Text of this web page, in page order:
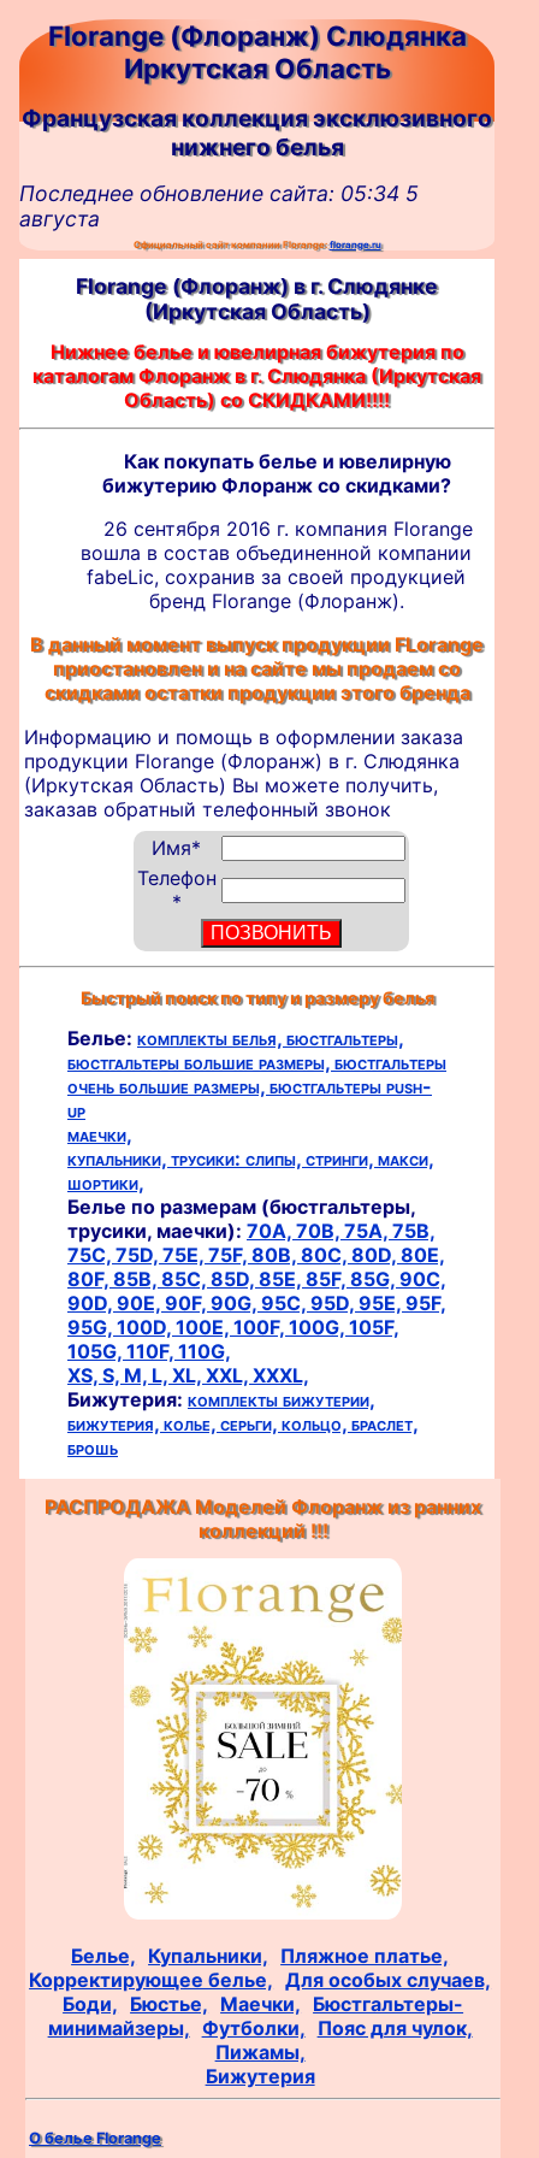
Florange (Флоранж) Слюдянка
Иркутская Область
Французская коллекция эксклюзивного
нижнего белья
Последнее обновление сайта: 05:34 5
августа
Официальный сайт компании Florange:florange.ru
Florange (Флоранж) в г. Слюдянке
(Иркутская Область)
Нижнее белье и ювелирная бижутерия по
каталогам Флоранж в г. Слюдянка (Иркутская
Область) со СКИДКАМИ!!!!
Как покупать белье и ювелирную
бижутерию Флоранж со скидками?
26 сентября 2016 г. компания Florange
вошла в состав объединенной компании
fabeLic, сохранив за своей продукцией
бренд Florange (Флоранж).
В данный момент выпуск продукции FLorange
приостановлен и на сайте мы продаем со
скидками остатки продукции этого бренда
Информацию и помощь в оформлении заказа
продукции Florange (Флоранж) в г. Слюдянка
(Иркутская Область) Вы можете получить,
заказав обратный телефонный звонок
Имя*
Телефон
*
Быстрый поиск по типу и размеру белья
Белье: комплекты белья, бюстгальтеры,
бюстгальтеры большие размеры, бюстгальтеры
очень большие размеры, бюстгальтеры push-
up
маечки,
купальники, трусики: слипы, стринги, макси,
шортики,
Белье по размерам (бюстгальтеры,
трусики, маечки): 70A, 70B, 75A, 75B,
75C, 75D, 75E, 75F, 80B, 80C, 80D, 80E,
80F, 85B, 85C, 85D, 85E, 85F, 85G, 90C,
90D, 90E, 90F, 90G, 95C, 95D, 95E, 95F,
95G, 100D, 100E, 100F, 100G, 105F,
105G, 110F, 110G,
XS, S, M, L, XL, XXL, XXXL,
Бижутерия: комплекты бижутерии,
бижутерия, колье, серьги, кольцо, браслет,
брошь
РАСПРОДАЖА Моделей Флоранж из ранних
коллекций !!!
Белье, Купальники, Пляжное платье,
Корректирующее белье, Для особых случаев,
Боди, Бюстье, Маечки, Бюстгальтеры-
минимайзеры, Футболки, Пояс для чулок,
Пижамы,
Бижутерия
О белье Florange